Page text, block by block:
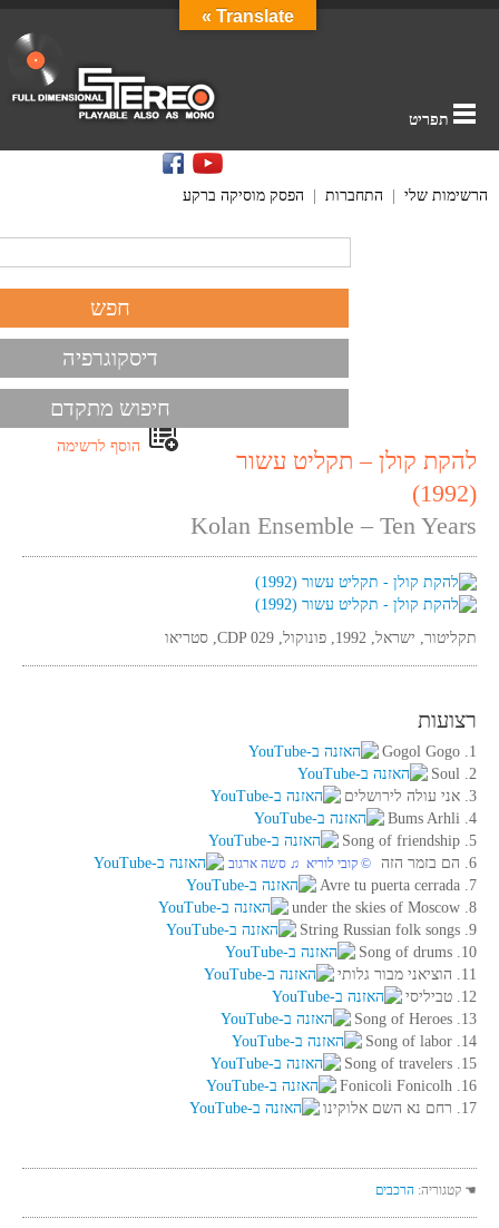
תפריט
הרשימות שלי התחברות הפסק מוסיקה ברקע
דיסקוגרפיה
חיפוש מתקדם
הוסף לרשימה
להקת קולן – תקליט עשור
(1992)
Kolan Ensemble – Ten Years
תקליטור, ישראל, 1992, פונוקול, CDP 029, סטריאו
רצועות
1. Gogol Gogo
2. Soul
3. אני עולה לירושלים
4. Bums Arhli
5. Song of friendship
6. הם בזמר הזה
‏ © קובי לוריא‏ ♫ סשה ארגוב
7. Avre tu puerta cerrada
8. under the skies of Moscow
9. String Russian folk songs
10. Song of drums
11. הוציאני מבור גלותי
12. טביליסי
13. Song of Heroes
14. Song of labor
15. Song of travelers
16. Fonicoli Fonicolh
17. רחם נא השם אלוקינו
☚ קטגוריה: הרכבים
Translate »